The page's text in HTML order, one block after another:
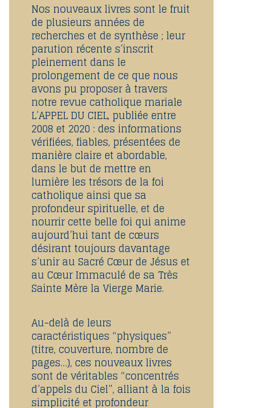
Nos nouveaux livres sont le fruit
de plusieurs années de
recherches et de synthèse ; leur
parution récente s’inscrit
pleinement dans le
prolongement de ce que nous
avons pu proposer à travers
notre revue catholique mariale
L’APPEL DU CIEL, publiée entre
2008 et 2020 : des informations
vérifiées, fiables, présentées de
manière claire et abordable,
dans le but de mettre en
lumière les trésors de la foi
catholique ainsi que sa
profondeur spirituelle, et de
nourrir cette belle foi qui anime
aujourd’hui tant de cœurs
désirant toujours davantage
s’unir au Sacré Cœur de Jésus et
au Cœur Immaculé de sa Très
Sainte Mère la Vierge Marie.
Au-delà de leurs
caractéristiques “physiques”
(titre, couverture, nombre de
pages…), ces nouveaux livres
sont de véritables “concentrés
d’appels du Ciel”, alliant à la fois
simplicité et profondeur